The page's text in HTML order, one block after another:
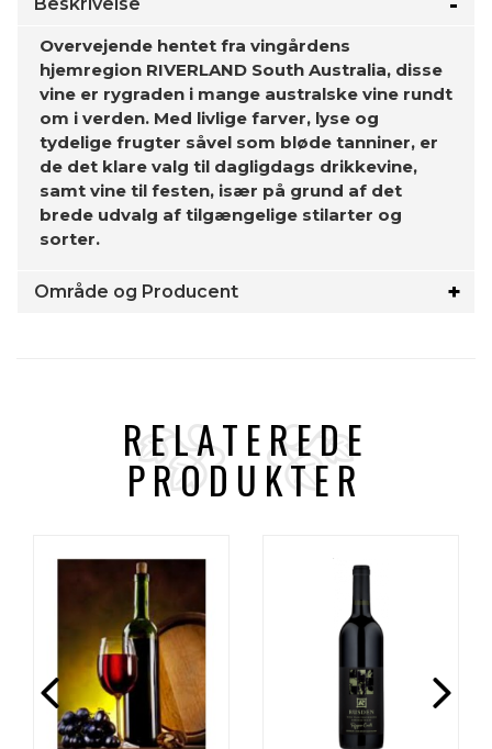
Overvejende hentet fra vingårdens
hjemregion RIVERLAND South Australia, disse
vine er rygraden i mange australske vine rundt
om i verden. Med livlige farver, lyse og
tydelige frugter såvel som bløde tanniner, er
de det klare valg til dagligdags drikkevine,
samt vine til festen, især på grund af det
brede udvalg af tilgængelige stilarter og
sorter.
Område og Producent
RELATEREDE
PRODUKTER